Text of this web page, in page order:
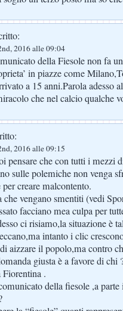
2016 alle 09:04
della Fiesole non fa
in piazze come
a 15 anni.Parola adesso
che nel calcio qualche
2016 alle 09:15
pensare che con tutti i mezzi
sulle polemiche non venga
per creare malcontento.
che vengano smentiti (vedi
facciano mea culpa per
ci risiamo,la situazione è
intanto i clic
aizzare il popolo,ma contro
giusta è a favore di chi
.
della fiesole ,a parte